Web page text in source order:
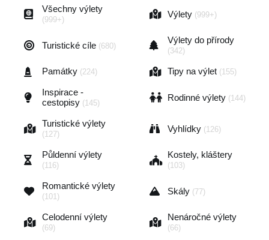
Všechny výlety
(999+)
Výlety (999+)
Turistické cíle (680)
Výlety do přírody
(342)
Památky (224) Tipy na výlet (155)
Inspirace -
cestopisy (145)
Rodinné výlety (144)
Turistické výlety
(127)
Vyhlídky (126)
Půldenní výlety
(116)
Kostely, kláštery
(103)
Romantické výlety
(101)
Skály (77)
Celodenní výlety
(69)
Nenáročné výlety
(66)